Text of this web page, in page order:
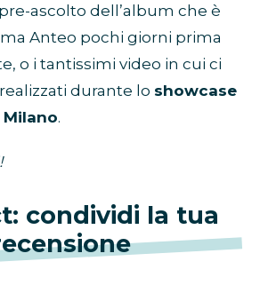
ascolto dell’album che è
Anteo pochi giorni prima
o i tantissimi video in cui ci
durante lo showcase
Milano.
condividi la tua